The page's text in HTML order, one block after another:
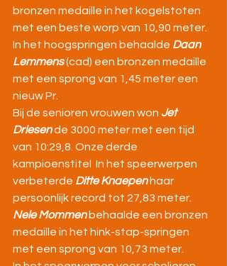
bronzen medaille in het kogelstoten
met een beste worp van 10,90 meter.
In het hoogspringen behaalde Daan
Lemmens (cad) een bronzen medaille
met een sprong van 1,45 meter een
nieuw Pr.
Bij de senioren vrouwen won Jet
Driesen de 3000 meter met een tijd
van 10:29,8. Onze derde
kampioenstitel  In het speerwerpen
verbeterde Ditte Knaepen haar
persoonlijk record tot 27,83 meter.
Nele Mommen behaalde een bronzen
medaille in het hink-stap-springen
met een sprong van 10,73 meter.